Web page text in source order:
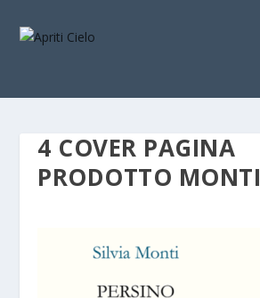
4 COVER PAGINA
PRODOTTO MONTI